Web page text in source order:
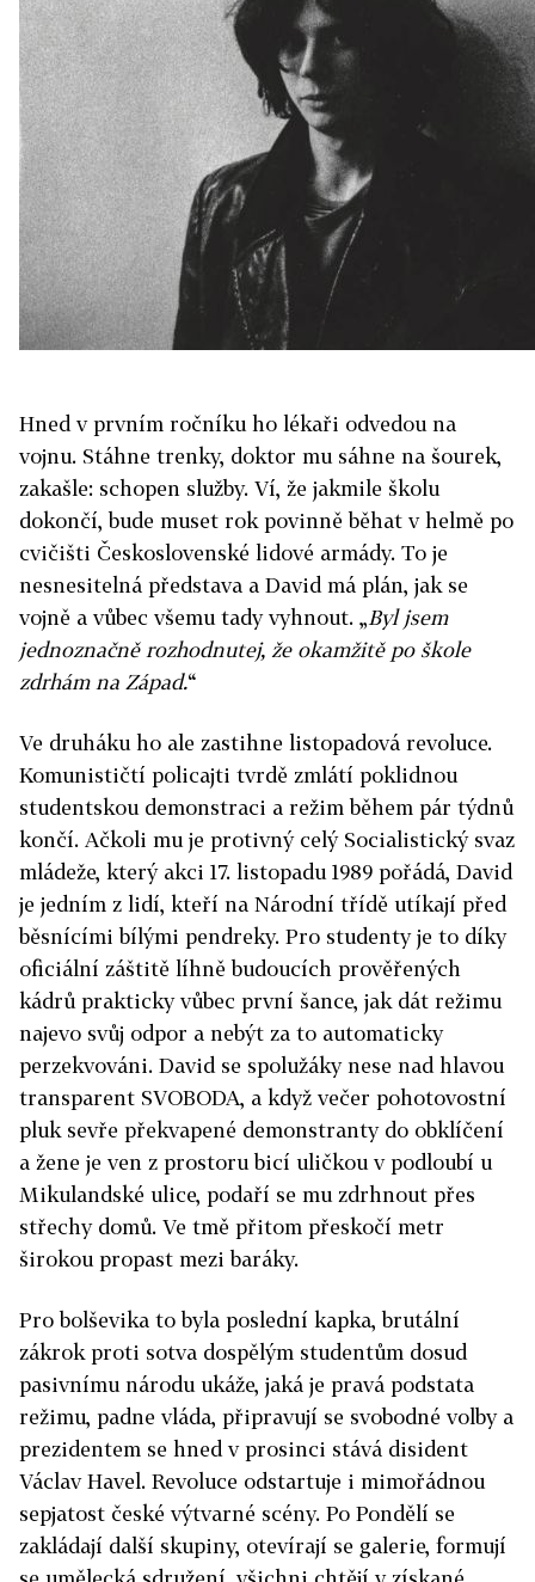
Hned v prvním ročníku ho lékaři odvedou na
vojnu. Stáhne trenky, doktor mu sáhne na šourek,
zakašle: schopen služby. Ví, že jakmile školu
dokončí, bude muset rok povinně běhat v helmě po
cvičišti Československé lidové armády. To je
nesnesitelná představa a David má plán, jak se
vojně a vůbec všemu tady vyhnout. „Byl jsem
jednoznačně rozhodnutej, že okamžitě po škole
zdrhám na Západ.“
Ve druháku ho ale zastihne listopadová revoluce.
Komunističtí policajti tvrdě zmlátí poklidnou
studentskou demonstraci a režim během pár týdnů
končí. Ačkoli mu je protivný celý Socialistický svaz
mládeže, který akci 17. listopadu 1989 pořádá, David
je jedním z lidí, kteří na Národní třídě utíkají před
běsnícími bílými pendreky. Pro studenty je to díky
oficiální záštitě líhně budoucích prověřených
kádrů prakticky vůbec první šance, jak dát režimu
najevo svůj odpor a nebýt za to automaticky
perzekvováni. David se spolužáky nese nad hlavou
transparent SVOBODA, a když večer pohotovostní
pluk sevře překvapené demonstranty do obklíčení
a žene je ven z prostoru bicí uličkou v podloubí u
Mikulandské ulice, podaří se mu zdrhnout přes
střechy domů. Ve tmě přitom přeskočí metr
širokou propast mezi baráky.
Pro bolševika to byla poslední kapka, brutální
zákrok proti sotva dospělým studentům dosud
pasivnímu národu ukáže, jaká je pravá podstata
režimu, padne vláda, připravují se svobodné volby a
prezidentem se hned v prosinci stává disident
Václav Havel. Revoluce odstartuje i mimořádnou
sepjatost české výtvarné scény. Po Pondělí se
zakládají další skupiny, otevírají se galerie, formují